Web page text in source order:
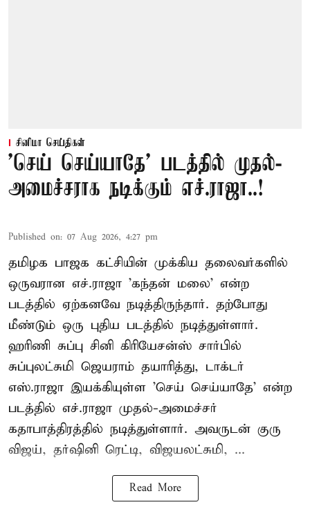
சினிமா செய்திகள்
'செய் செய்யாதே' படத்தில் முதல்-
அமைச்சராக நடிக்கும் எச்.ராஜா..!
Published on: 07 Aug 2026, 4:27 pm
தமிழக பாஜக கட்சியின் முக்கிய தலைவர்களில்
ஒருவரான எச்.ராஜா 'கந்தன் மலை' என்ற
படத்தில் ஏற்கனவே நடித்திருந்தார். தற்போது
மீண்டும் ஒரு புதிய படத்தில் நடித்துள்ளார்.
ஹரிணி சுப்பு சினி கிரியேசன்ஸ் சார்பில்
சுப்புலட்சுமி ஜெயராம் தயாரித்து, டாக்டர்
எஸ்.ராஜா இயக்கியுள்ள 'செய் செய்யாதே' என்ற
படத்தில் எச்.ராஜா முதல்-அமைச்சர்
கதாபாத்திரத்தில் நடித்துள்ளார். அவருடன் குரு
விஜய், தர்ஷினி ரெட்டி, விஜயலட்சுமி, ...
Read More